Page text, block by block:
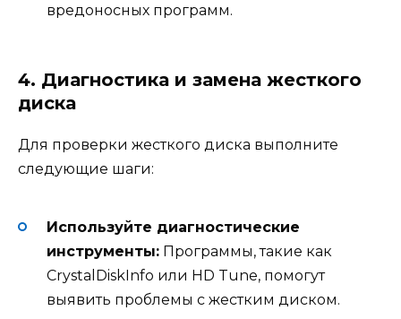
вредоносных программ.
4. Диагностика и замена жесткого
диска
Для проверки жесткого диска выполните
следующие шаги:
Используйте диагностические
инструменты: Программы, такие как
CrystalDiskInfo или HD Tune, помогут
выявить проблемы с жестким диском.